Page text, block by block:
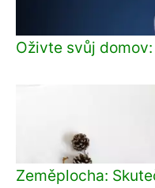
Oživte svůj
Zeměplocha: